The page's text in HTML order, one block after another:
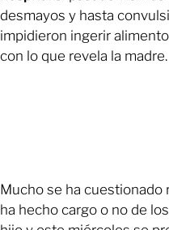
desmayos y hasta
impidieron ingerir
con lo que revela la madre.
Mucho se ha cuestionado
ha hecho cargo o no de